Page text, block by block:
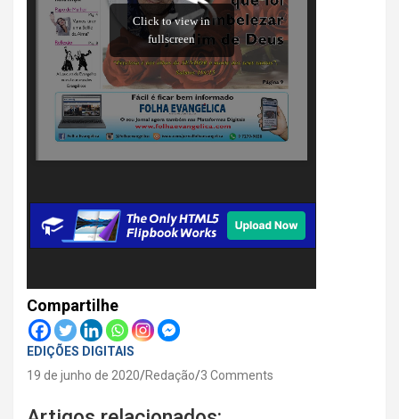
Compartilhe
EDIÇÕES DIGITAIS
19 de junho de 2020 Redação 3 Comments